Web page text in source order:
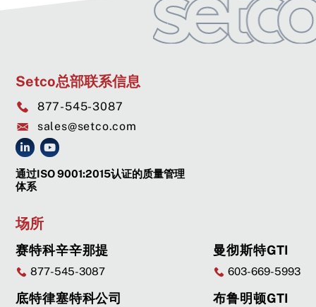
Setco总部联系信息
877-545-3087
sales@setco.com
通过ISO 9001:2015认证的质量管理
体系
场所
赛特科辛辛那提
877-545-3087
底特律塞特科公司
曼彻斯特GTI
603-669-5993
布鲁明顿GTI